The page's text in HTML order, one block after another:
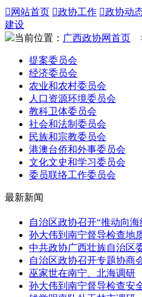
 网站首页 政协工作 政协动
建设
当前位置： 广西政协网首页
提案委员会
经济委员会
农业和农村委员会
人口资源环境委员会
教科卫体委员会
社会和法制委员会
民族和宗教委员会
港澳台侨和外事委员会
文化文史和学习委员会
委员联络工作委员会
最新新闻
自治区政协召开“推动向海
孙大伟到南宁督导检查地
中共政协广西壮族自治区
自治区政协召开专题协商
巫家世在南宁、北海调研
孙大伟到南宁督导检查安